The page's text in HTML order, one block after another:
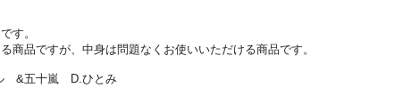
す。
商品ですが、中身は問題なくお使いいただける商品です。
&五十嵐 D.ひとみ